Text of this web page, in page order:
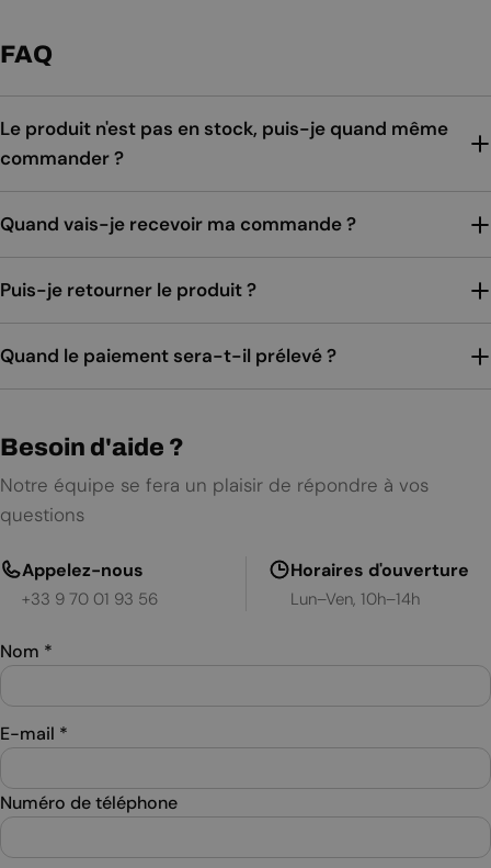
FAQ
Le produit n'est pas en stock, puis-je quand même
commander ?
Quand vais-je recevoir ma commande ?
Puis-je retourner le produit ?
Quand le paiement sera-t-il prélevé ?
Besoin d'aide ?
Notre équipe se fera un plaisir de répondre à vos
questions
Appelez-nous
+33 9 70 01 93 56
Horaires d'ouverture
Lun–Ven, 10h–14h
Nom *
E-mail *
Numéro de téléphone